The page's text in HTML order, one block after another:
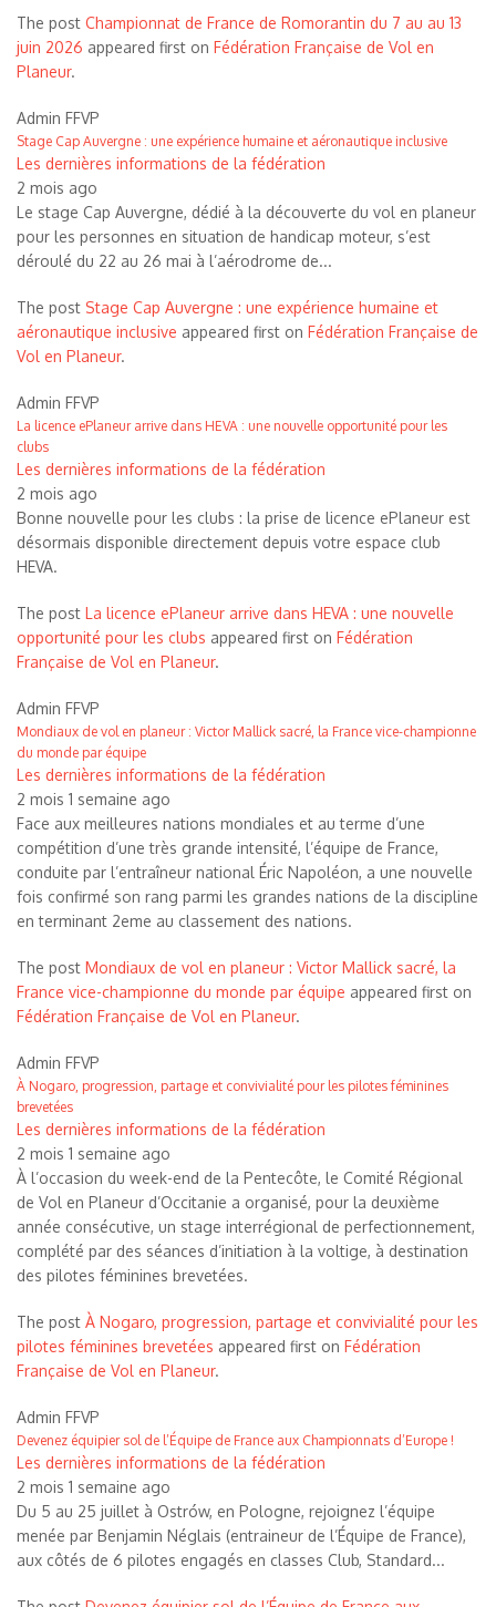
The post Championnat de France de Romorantin du 7 au au 13
juin 2026 appeared first on Fédération Française de Vol en
Planeur.
Admin FFVP
Stage Cap Auvergne : une expérience humaine et aéronautique inclusive
Les dernières informations de la fédération
2 mois ago
Le stage Cap Auvergne, dédié à la découverte du vol en planeur
pour les personnes en situation de handicap moteur, s’est
déroulé du 22 au 26 mai à l’aérodrome de...
The post Stage Cap Auvergne : une expérience humaine et
aéronautique inclusive appeared first on Fédération Française de
Vol en Planeur.
Admin FFVP
La licence ePlaneur arrive dans HEVA : une nouvelle opportunité pour les
clubs
Les dernières informations de la fédération
2 mois ago
Bonne nouvelle pour les clubs : la prise de licence ePlaneur est
désormais disponible directement depuis votre espace club
HEVA.
The post La licence ePlaneur arrive dans HEVA : une nouvelle
opportunité pour les clubs appeared first on Fédération
Française de Vol en Planeur.
Admin FFVP
Mondiaux de vol en planeur : Victor Mallick sacré, la France vice-championne
du monde par équipe
Les dernières informations de la fédération
2 mois 1 semaine ago
Face aux meilleures nations mondiales et au terme d’une
compétition d’une très grande intensité, l’équipe de France,
conduite par l’entraîneur national Éric Napoléon, a une nouvelle
fois confirmé son rang parmi les grandes nations de la discipline
en terminant 2eme au classement des nations.
The post Mondiaux de vol en planeur : Victor Mallick sacré, la
France vice-championne du monde par équipe appeared first on
Fédération Française de Vol en Planeur.
Admin FFVP
À Nogaro, progression, partage et convivialité pour les pilotes féminines
brevetées
Les dernières informations de la fédération
2 mois 1 semaine ago
À l’occasion du week-end de la Pentecôte, le Comité Régional
de Vol en Planeur d’Occitanie a organisé, pour la deuxième
année consécutive, un stage interrégional de perfectionnement,
complété par des séances d’initiation à la voltige, à destination
des pilotes féminines brevetées.
The post À Nogaro, progression, partage et convivialité pour les
pilotes féminines brevetées appeared first on Fédération
Française de Vol en Planeur.
Admin FFVP
Devenez équipier sol de l’Équipe de France aux Championnats d’Europe !
Les dernières informations de la fédération
2 mois 1 semaine ago
Du 5 au 25 juillet à Ostrów, en Pologne, rejoignez l’équipe
menée par Benjamin Néglais (entraineur de l’Équipe de France),
aux côtés de 6 pilotes engagés en classes Club, Standard...